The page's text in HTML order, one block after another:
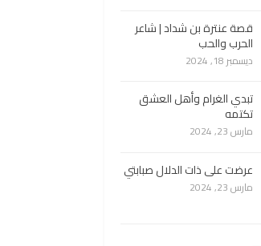
قصة عنترة بن شداد | شاعر
الحرب والحب
ديسمبر 18, 2024
تبدي الغرام وأهل العشق
تكتمه
مارس 23, 2024
عرضت على ذات الدلال صبابتي
مارس 23, 2024